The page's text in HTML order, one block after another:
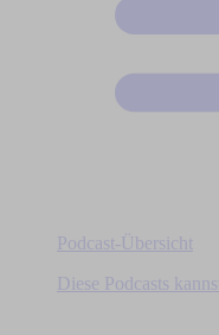
Podcast-Übersicht
Diese Podcasts